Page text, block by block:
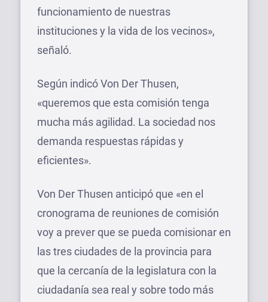
funcionamiento de nuestras
instituciones y la vida de los vecinos»,
señaló.
Según indicó Von Der Thusen,
«queremos que esta comisión tenga
mucha más agilidad. La sociedad nos
demanda respuestas rápidas y
eficientes».
Von Der Thusen anticipó que «en el
cronograma de reuniones de comisión
voy a prever que se pueda comisionar en
las tres ciudades de la provincia para
que la cercanía de la legislatura con la
ciudadanía sea real y sobre todo más